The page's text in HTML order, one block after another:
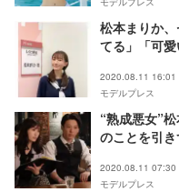
松本まりか
てる」「可愛
2020.08.11 16:01
モデルプレス
“熟成悪女”
のことを引
2020.08.11 07:30
モデルプレス